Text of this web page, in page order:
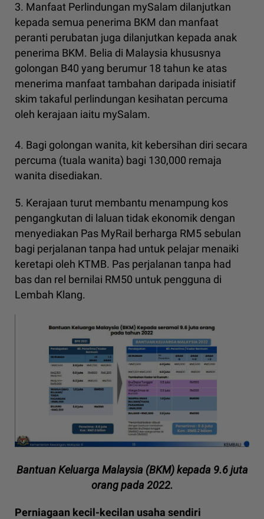
3. Manfaat Perlindungan mySalam dilanjutkan
kepada semua penerima BKM dan manfaat
peranti perubatan juga dilanjutkan kepada anak
penerima BKM. Belia di Malaysia khususnya
golongan B40 yang berumur 18 tahun ke atas
menerima manfaat tambahan daripada inisiatif
skim takaful perlindungan kesihatan percuma
oleh kerajaan iaitu mySalam.
4. Bagi golongan wanita, kit kebersihan diri secara
percuma (tuala wanita) bagi 130,000 remaja
wanita disediakan.
5. Kerajaan turut membantu menampung kos
pengangkutan di laluan tidak ekonomik dengan
menyediakan Pas MyRail berharga RM5 sebulan
bagi perjalanan tanpa had untuk pelajar menaiki
keretapi oleh KTMB. Pas perjalanan tanpa had
bas dan rel bernilai RM50 untuk pengguna di
Lembah Klang.
Bantuan Keluarga Malaysia (BKM) kepada 9.6 juta
orang pada 2022.
Perniagaan kecil-kecilan usaha sendiri